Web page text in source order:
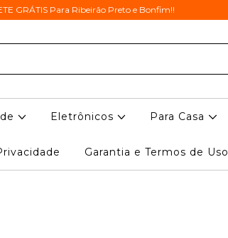
GRÁTIS Para Ribeirão Preto e Bonfim!!
Eletrônicos Para Casa
Garantia e Termos de Uso